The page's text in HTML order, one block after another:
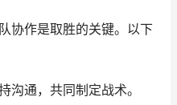
协作是取胜的关键。以下
沟通，共同制定战术。